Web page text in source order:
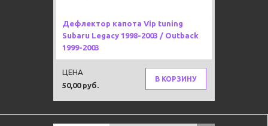
Дефлектор капота Vip tuning
Subaru Legacy 1998-2003 / Outback
1999-2003
50,00 руб.
ЦЕНА
В КОРЗИНУ